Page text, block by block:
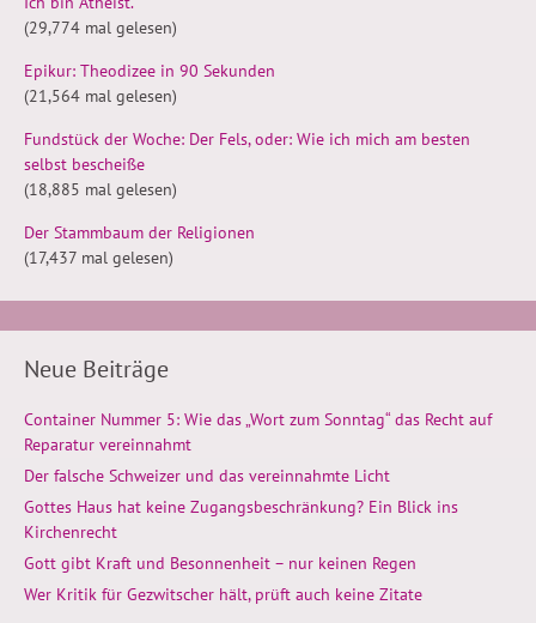
(29,774 mal gelesen)
Epikur: Theodizee in 90 Sekunden
(21,564 mal gelesen)
Fundstück der Woche: Der Fels, oder: Wie ich mich am besten
selbst bescheiße
(18,885 mal gelesen)
Der Stammbaum der Religionen
(17,437 mal gelesen)
Neue Beiträge
Container Nummer 5: Wie das „Wort zum Sonntag“ das Recht auf
Reparatur vereinnahmt
Der falsche Schweizer und das vereinnahmte Licht
Gottes Haus hat keine Zugangsbeschränkung? Ein Blick ins
Kirchenrecht
Gott gibt Kraft und Besonnenheit – nur keinen Regen
Wer Kritik für Gezwitscher hält, prüft auch keine Zitate